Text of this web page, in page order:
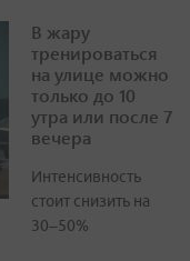
В жару
тренироваться
на улице можно
только до 10
утра или после 7
вечера
Интенсивность
стоит снизить на
30–50%